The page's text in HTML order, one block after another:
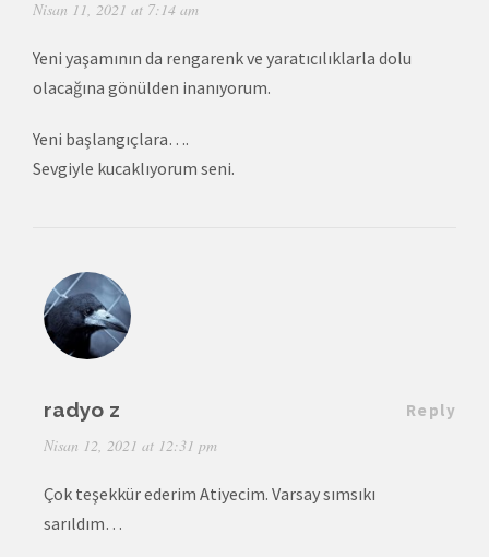
Nisan 11, 2021 at 7:14 am
Yeni yaşamının da rengarenk ve yaratıcılıklarla dolu
olacağına gönülden inanıyorum.
Yeni başlangıçlara….
Sevgiyle kucaklıyorum seni.
radyo z
Nisan 12, 2021 at 12:31 pm
Reply
Çok teşekkür ederim Atiyecim. Varsay sımsıkı
sarıldım…